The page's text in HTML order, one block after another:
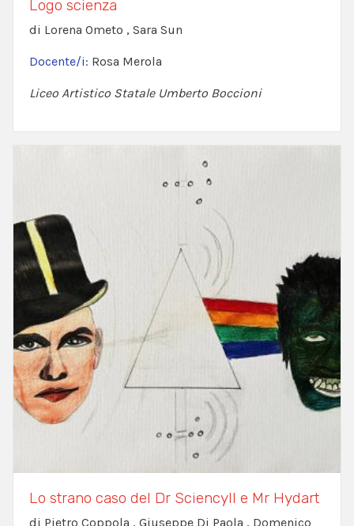
Logo scienza
di Lorena Ometo , Sara Sun
Docente/i: Rosa Merola
Liceo Artistico Statale Umberto Boccioni
Lo strano caso del Dr Sciencyll e Mr Hydart
di Pietro Coppola , Giuseppe Di Paola , Domenico